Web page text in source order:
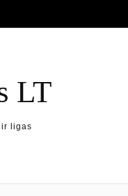
LT
ir ligas